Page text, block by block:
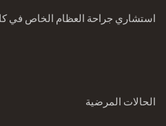
استشاري جراحة العظام الخاص في
الحالات المرضية